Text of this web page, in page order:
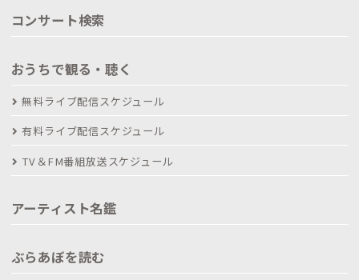
コンサート検索
おうちで観る・聴く
無料ライブ配信スケジュール
有料ライブ配信スケジュール
TV＆FM番組放送スケジュール
アーティスト名鑑
ぶらあぼを読む